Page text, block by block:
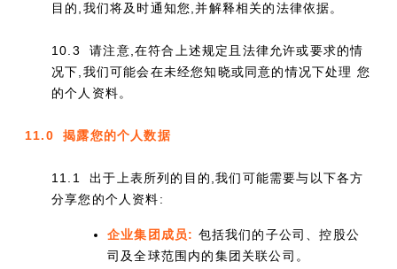
目的,我们将及时通知您,并解释相关的法律依据。
10.3 请注意,在符合上述规定且法律允许或要求的情
况下,我们可能会在未经您知晓或同意的情况下处理 您
的个人资料。
11.0 揭露您的个人数据
11.1 出于上表所列的目的,我们可能需要与以下各方
分享您的个人资料:
企业集团成员: 包括我们的子公司、控股公
司及全球范围内的集团关联公司。